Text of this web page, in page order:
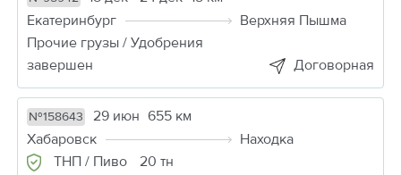
Екатеринбург
Верхняя Пышма
Прочие грузы / Удобрения
завершен
Договорная
№158643 29 июн 655 км
Хабаровск
Находка
ТНП / Пиво
20 тн